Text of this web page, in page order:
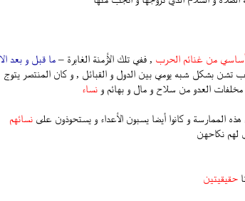
من غنائم الحرب , ففي تلك الأزمنة الغابرة – ما قبل و بعد
تشن بشكل شبه يومي بين الدول و القبائل , و كان المنتصر يتوج
مخلفات العدو من سلاح و مال و بهائم و نساء
الممارسة و كانوا أيضا يسبون الأعداء و يستحوذون على نسائهم
لهم نكاحهن
حقيقيتين